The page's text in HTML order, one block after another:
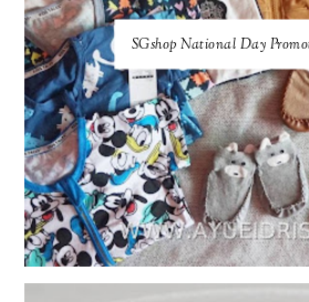
SGshop National Day